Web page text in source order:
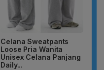
Celana Sweatpants
Loose Pria Wanita
Unisex Celana Panjang
Daily...